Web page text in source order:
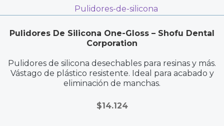
Pulidores De Silicona One-Gloss – Shofu Dental
Corporation
Pulidores de silicona desechables para resinas y más.
Vástago de plástico resistente. Ideal para acabado y
eliminación de manchas.
$14.124